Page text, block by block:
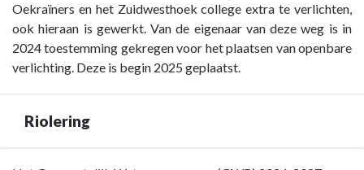
Oekraïners en het Zuidwesthoek college extra te verlichten,
ook hieraan is gewerkt. Van de eigenaar van deze weg is in
2024 toestemming gekregen voor het plaatsen van openbare
verlichting. Deze is begin 2025 geplaatst.
Riolering